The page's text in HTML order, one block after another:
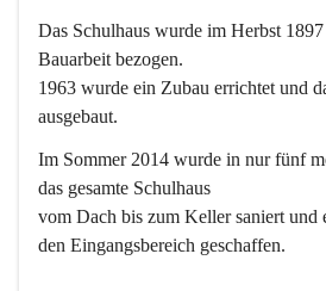
Das Schulhaus wurde im Herbst
Bauarbeit bezogen.
1963 wurde ein Zubau errichtet und
ausgebaut.
Im Sommer 2014 wurde in nur fünf
das gesamte Schulhaus
vom Dach bis zum Keller saniert und
den Eingangsbereich geschaffen.